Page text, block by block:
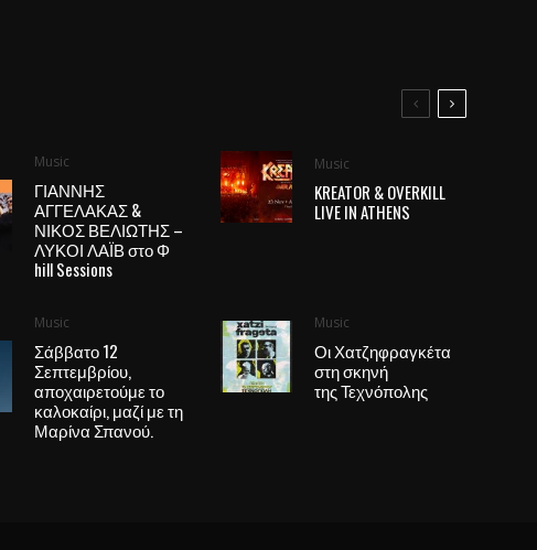
Music
ΓΙΑΝΝΗΣ
ΑΓΓΕΛΑΚΑΣ &
ΝΙΚΟΣ ΒΕΛΙΩΤΗΣ –
ΛΥΚΟΙ ΛΑΪΒ στο Φ
hill Sessions
Music
KREATOR & OVERKILL
LIVE IN ATHENS
Music
Σάββατο 12
Σεπτεμβρίου,
αποχαιρετούμε το
καλοκαίρι, μαζί με τη
Μαρίνα Σπανού.
Music
Οι Χατζηφραγκέτα
στη σκηνή
της Τεχνόπολης